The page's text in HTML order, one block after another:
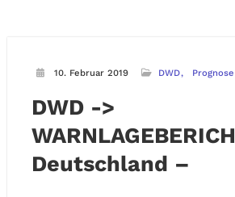
10. Februar 2019 DWD Prognose
DWD ->
Deutschland –